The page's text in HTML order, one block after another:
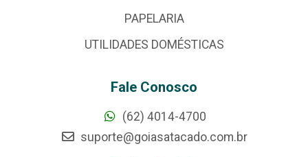
PAPELARIA
UTILIDADES DOMÉSTICAS
Fale Conosco
(62) 4014-4700
suporte@goiasatacado.com.br